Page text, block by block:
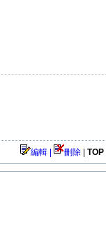
編輯 | 刪除 TOP